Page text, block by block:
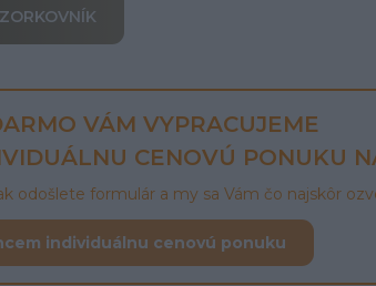
VÁM VYPRACUJEME
CENOVÚ PONUKU
odošlete formulár a my sa Vám čo najskôr
individuálnu cenovú ponuku